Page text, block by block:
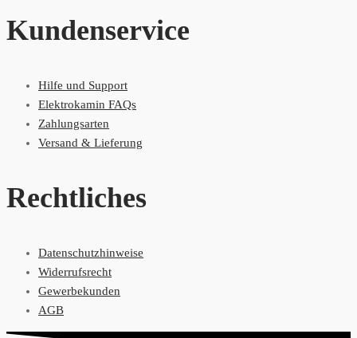
Kundenservice
Hilfe und Support
Elektrokamin FAQs
Zahlungsarten
Versand & Lieferung
Rechtliches
Datenschutzhinweise
Widerrufsrecht
Gewerbekunden
AGB